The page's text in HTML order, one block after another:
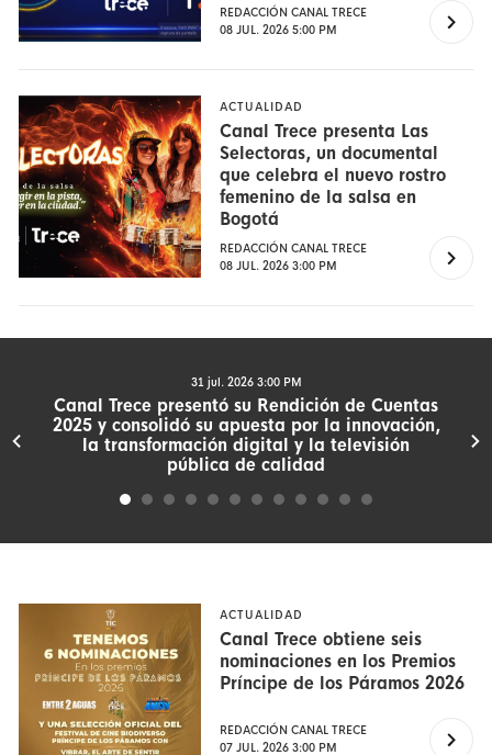
REDACCIÓN CANAL TRECE
08 JUL. 2026 5:00 PM
ACTUALIDAD
Canal Trece presenta Las
Selectoras, un documental
que celebra el nuevo rostro
femenino de la salsa en
Bogotá
REDACCIÓN CANAL TRECE
08 JUL. 2026 3:00 PM
31 jul. 2026 3:00 PM
Canal Trece presentó su Rendición de Cuentas
2025 y consolidó su apuesta por la innovación,
la transformación digital y la televisión
pública de calidad
ACTUALIDAD
Canal Trece obtiene seis
nominaciones en los Premios
Príncipe de los Páramos 2026
REDACCIÓN CANAL TRECE
07 JUL. 2026 3:00 PM